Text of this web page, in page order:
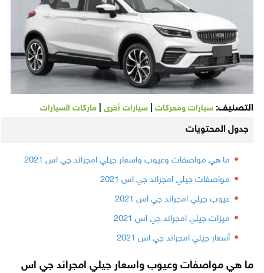
التصنيف: سيارات ومحركات| سيارات أخرى| ماركات السيارات
جدول المحتويات
ما هي مواصفات وعيوب واسعار جيلي امجراند جي اس 2021
مواصفات جيلي امجراند جي اس 2021
عيوب جيلي امجراند جي اس 2021
ميزات جيلي امجراند جي اس 2021
أسعار جيلي امجراند جي اس 2021
ما هي مواصفات وعيوب واسعار جيلي امجراند جي اس